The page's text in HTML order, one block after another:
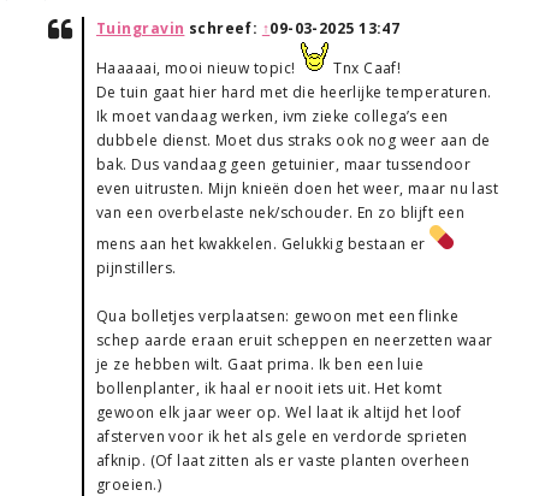
Tuingravin schreef: ↑09-03-2025 13:47
Haaaaai, mooi nieuw topic!
Tnx Caaf!
De tuin gaat hier hard met die heerlijke temperaturen.
Ik moet vandaag werken, ivm zieke collega’s een
dubbele dienst. Moet dus straks ook nog weer aan de
bak. Dus vandaag geen getuinier, maar tussendoor
even uitrusten. Mijn knieën doen het weer, maar nu last
van een overbelaste nek/schouder. En zo blijft een
mens aan het kwakkelen. Gelukkig bestaan er
pijnstillers.
Qua bolletjes verplaatsen: gewoon met een flinke
schep aarde eraan eruit scheppen en neerzetten waar
je ze hebben wilt. Gaat prima. Ik ben een luie
bollenplanter, ik haal er nooit iets uit. Het komt
gewoon elk jaar weer op. Wel laat ik altijd het loof
afsterven voor ik het als gele en verdorde sprieten
afknip. (Of laat zitten als er vaste planten overheen
groeien.)